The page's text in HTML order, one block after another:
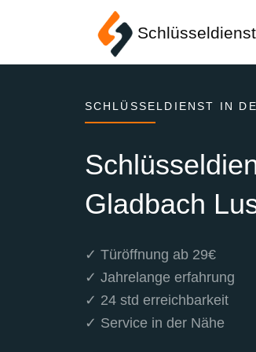
Schlüsseldienst
SCHLÜSSELDIENST IN
Gladbach
✓ Türöffnung ab 29€
✓ Jahrelange erfahrung
✓ 24 std erreichbarkeit
✓ Service in der Nähe